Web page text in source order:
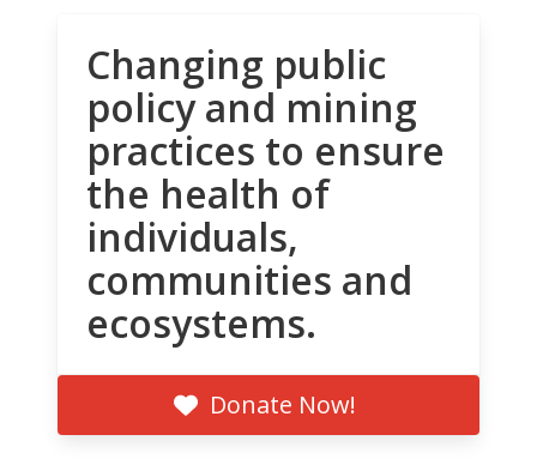
Changing public
policy and mining
practices to ensure
the health of
individuals,
communities and
ecosystems.
Donate Now!